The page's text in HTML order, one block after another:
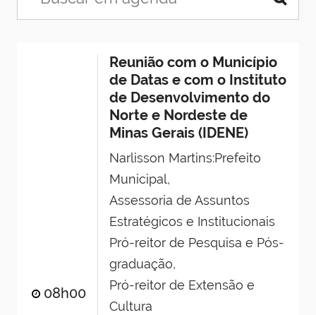
08h00
Reunião com o Município
de Datas e com o Instituto
de Desenvolvimento do
Norte e Nordeste de
Minas Gerais (IDENE)
Narlisson Martins:Prefeito
Municipal,
Assessoria de Assuntos
Estratégicos e Institucionais
Pró-reitor de Pesquisa e Pós-
graduação,
Pró-reitor de Extensão e
Cultura